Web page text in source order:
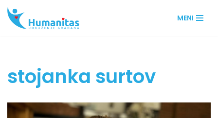
Skip
MENI
stojanka surtov